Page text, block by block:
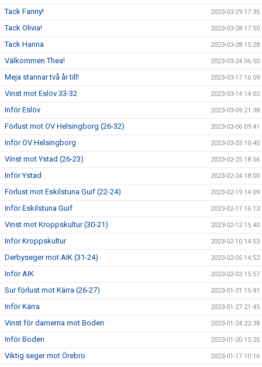
Tack Fanny! 2023-03-29 17:35
Tack Olivia! 2023-03-28 17:50
Tack Hanna 2023-03-28 15:28
Välkommen Thea! 2023-03-24 06:50
Meja stannar två år till! 2023-03-17 16:09
Vinst mot Eslöv 33-32 2023-03-14 14:02
Inför Eslöv 2023-03-09 21:38
Förlust mot OV Helsingborg (26-32) 2023-03-06 09:41
Inför OV Helsingborg 2023-03-03 10:40
Vinst mot Ystad (26-23) 2023-02-25 18:56
Inför Ystad 2023-02-24 18:00
Förlust mot Eskilstuna Guif (22-24) 2023-02-19 14:09
Inför Eskilstuna Guif 2023-02-17 16:13
Vinst mot Kroppskultur (30-21) 2023-02-12 15:40
Inför Kroppskultur 2023-02-10 14:53
Derbyseger mot AIK (31-24) 2023-02-05 14:52
Inför AIK 2023-02-03 15:57
Sur förlust mot Kärra (26-27) 2023-01-31 15:41
Inför Kärra 2023-01-27 21:45
Vinst för damerna mot Boden 2023-01-24 22:38
Inför Boden 2023-01-20 15:25
Viktig seger mot Örebro 2023-01-17 10:16